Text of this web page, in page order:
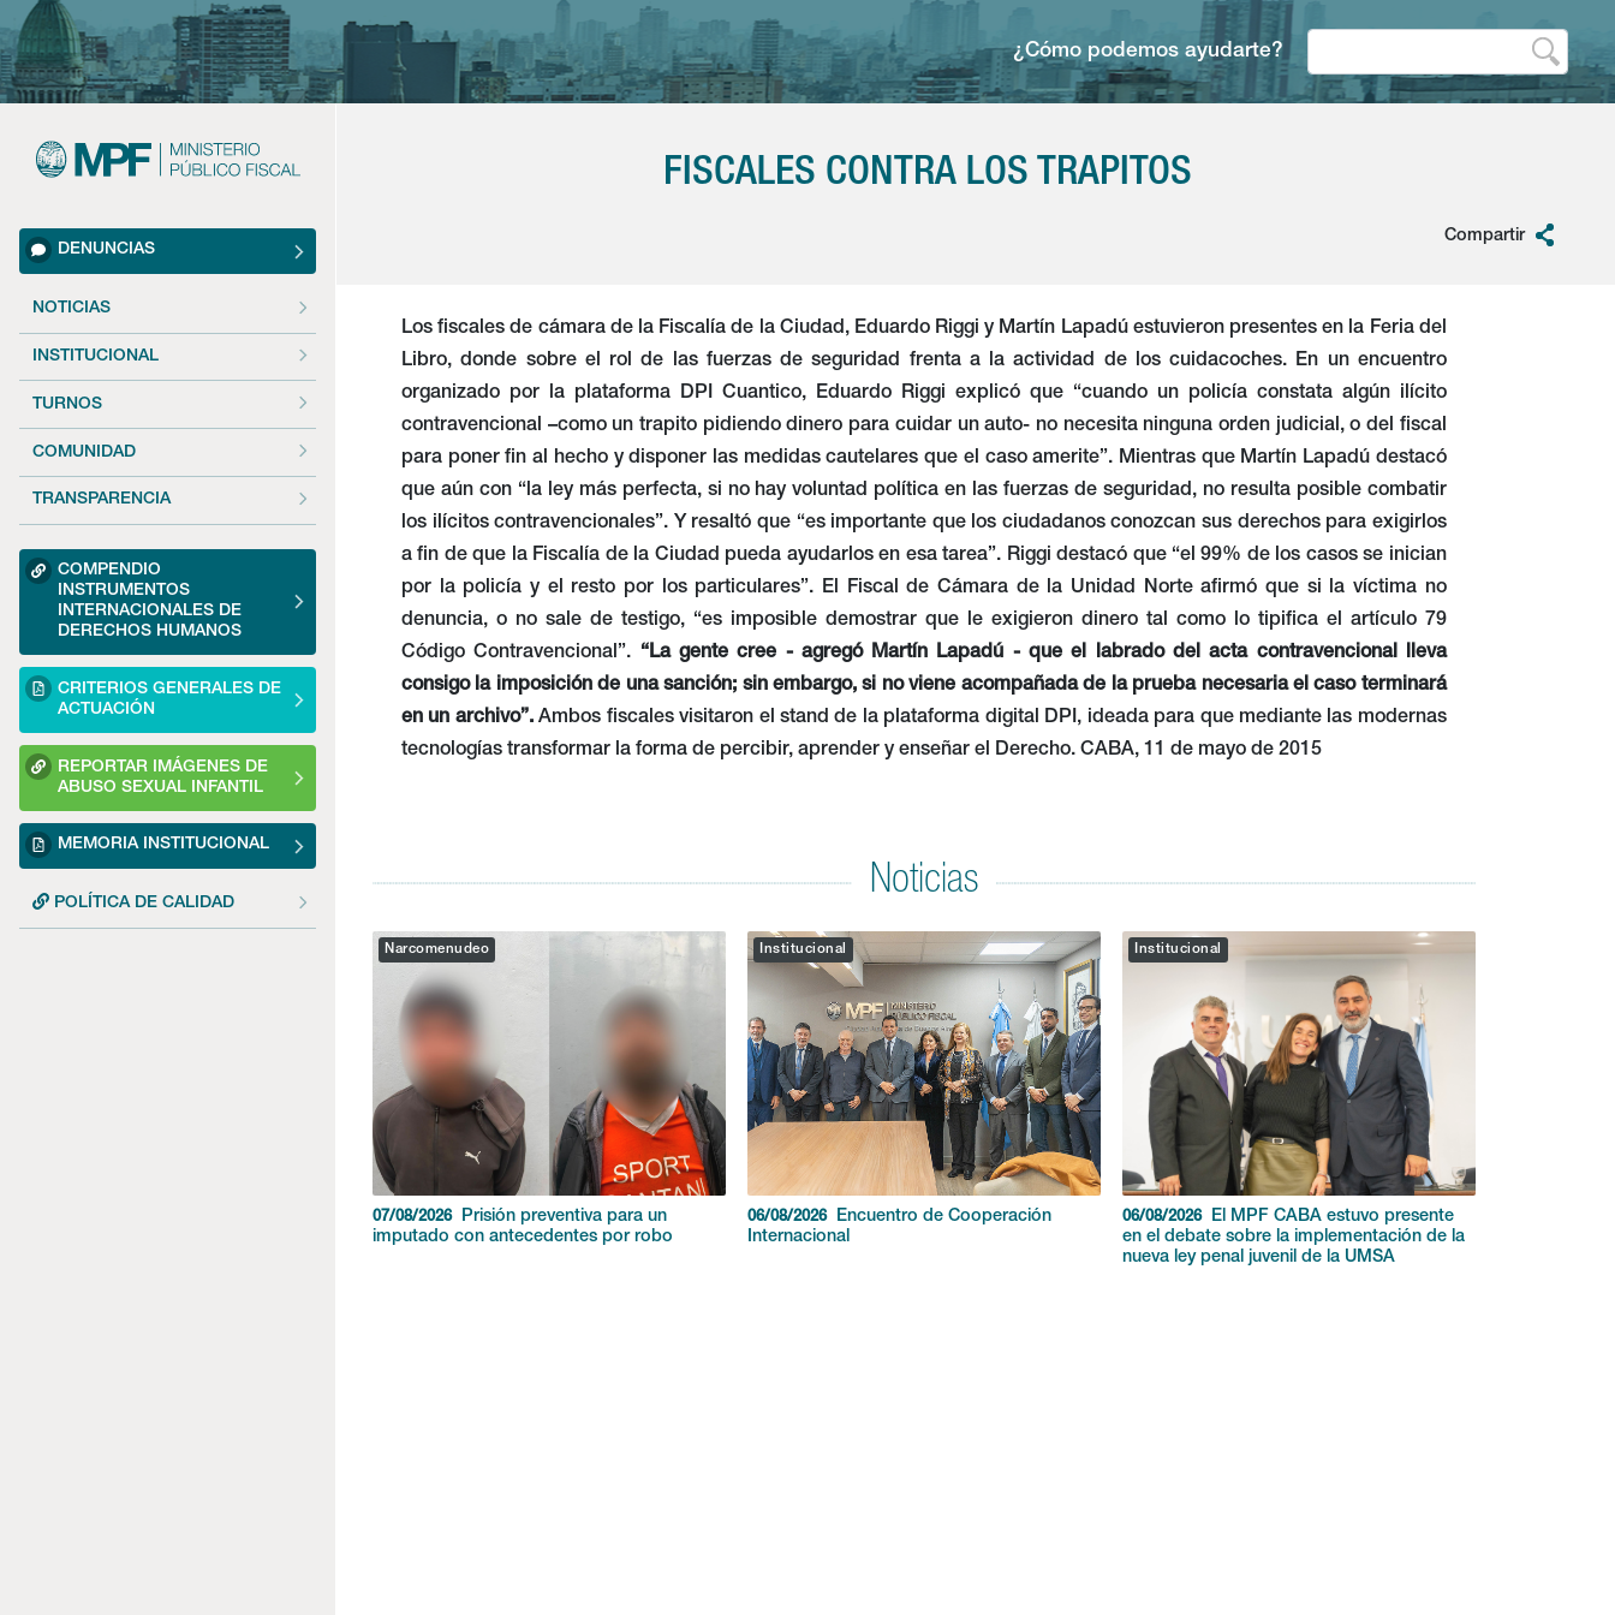
¿Cómo podemos ayudarte?
DENUNCIAS
NOTICIAS
INSTITUCIONAL
TURNOS
COMUNIDAD
TRANSPARENCIA
COMPENDIO
INSTRUMENTOS
INTERNACIONALES DE
DERECHOS HUMANOS
CRITERIOS GENERALES DE
ACTUACIÓN
REPORTAR IMÁGENES DE
ABUSO SEXUAL INFANTIL
MEMORIA INSTITUCIONAL
POLÍTICA DE CALIDAD
FISCALES CONTRA LOS TRAPITOS
Compartir
Los fiscales de cámara de la Fiscalía de la Ciudad, Eduardo Riggi y Martín Lapadú estuvieron presentes en la Feria del
Libro, donde sobre el rol de las fuerzas de seguridad frenta a la actividad de los cuidacoches. En un encuentro
organizado por la plataforma DPI Cuantico, Eduardo Riggi explicó que “cuando un policía constata algún ilícito
contravencional –como un trapito pidiendo dinero para cuidar un auto- no necesita ninguna orden judicial, o del fiscal
para poner fin al hecho y disponer las medidas cautelares que el caso amerite”. Mientras que Martín Lapadú destacó
que aún con “la ley más perfecta, si no hay voluntad política en las fuerzas de seguridad, no resulta posible combatir
los ilícitos contravencionales”. Y resaltó que “es importante que los ciudadanos conozcan sus derechos para exigirlos
a fin de que la Fiscalía de la Ciudad pueda ayudarlos en esa tarea”. Riggi destacó que “el 99% de los casos se inician
por la policía y el resto por los particulares”. El Fiscal de Cámara de la Unidad Norte afirmó que si la víctima no
denuncia, o no sale de testigo, “es imposible demostrar que le exigieron dinero tal como lo tipifica el artículo 79
Código Contravencional”. “La gente cree - agregó Martín Lapadú - que el labrado del acta contravencional lleva
consigo la imposición de una sanción; sin embargo, si no viene acompañada de la prueba necesaria el caso terminará
en un archivo”.Ambos fiscales visitaron el stand de la plataforma digital DPI, ideada para que mediante las modernas
tecnologías transformar la forma de percibir, aprender y enseñar el Derecho. CABA, 11 de mayo de 2015
Noticias
Narcomenudeo
07/08/2026
Prisión preventiva para un
imputado con antecedentes por robo
Institucional
06/08/2026
Encuentro de Cooperación
Internacional
Institucional
06/08/2026
El MPF CABA estuvo presente
en el debate sobre la implementación de la
nueva ley penal juvenil de la UMSA